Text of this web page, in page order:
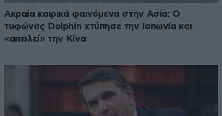
Ακραία καιρικά φαινόμενα στην Ασία: Ο
τυφώνας Dolphin χτύπησε την Ιαπωνία και
«απειλεί» την Κίνα